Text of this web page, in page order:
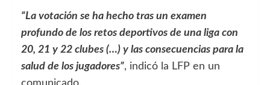
“La votación se ha hecho tras un examen
profundo de los retos deportivos de una liga con
20, 21 y 22 clubes (…) y las consecuencias para la
salud de los jugadores”, indicó la LFP en un